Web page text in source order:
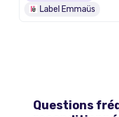
Label Emmaüs
Questions